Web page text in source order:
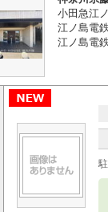
小田急江
江ノ島電
江ノ島電